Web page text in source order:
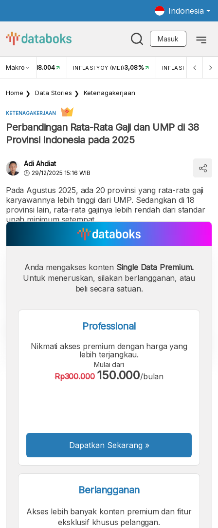
Indonesia
Masuk
Makro
USD/IDR 18.004 INFLASI YOY (MEI)3,08% INFLASI MOM (MEI)
Home Data Stories Ketenagakerjaan
KETENAGAKERJAAN
Perbandingan Rata-Rata Gaji dan UMP di 38
Provinsi Indonesia pada 2025
Adi Ahdiat
29/12/2025 15:16 WIB
Pada Agustus 2025, ada 20 provinsi yang rata-rata gaji
karyawannya lebih tinggi dari UMP. Sedangkan di 18
provinsi lain, rata-rata gajinya lebih rendah dari standar
upah minimum setempat.
A A A
Anda mengakses konten Single Data Premium.
Untuk meneruskan, silakan berlangganan, atau
beli secara satuan.
Professional
Nikmati akses premium dengan harga yang
lebih terjangkau.
Mulai dari
Rp300.000 150.000/bulan
Dapatkan Sekarang »
Berlangganan
Akses lebih banyak konten premium dan fitur
eksklusif khusus pelanggan.